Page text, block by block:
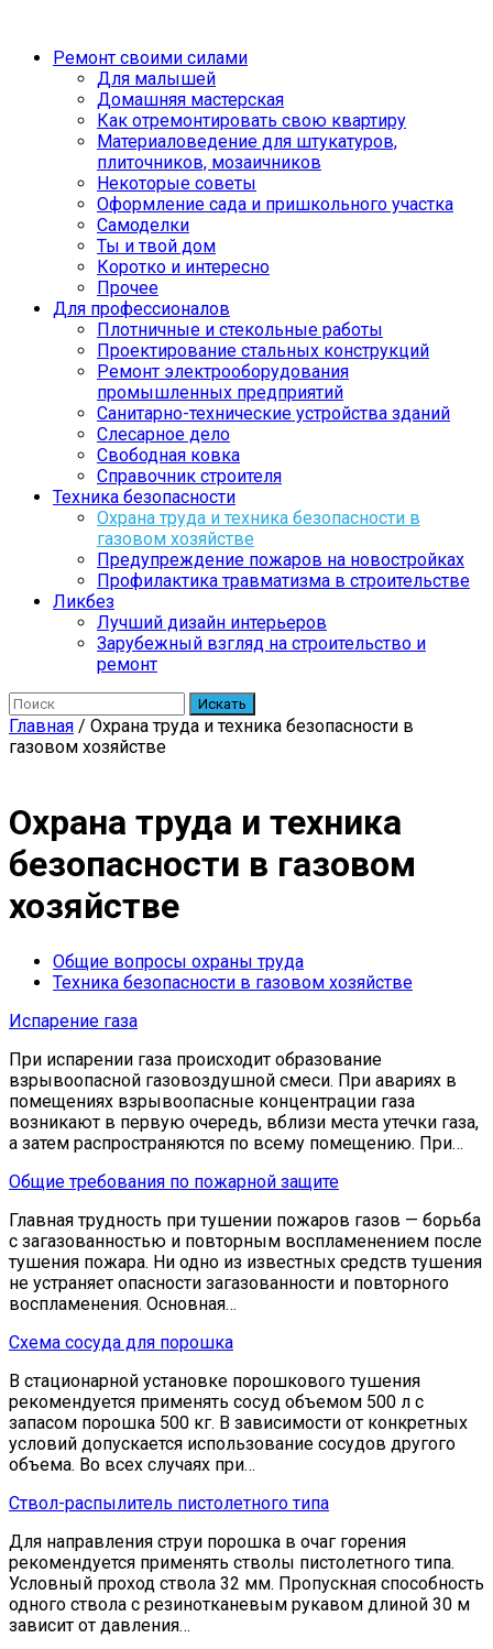
Ремонт своими силами
Для малышей
Домашняя мастерская
Как отремонтировать свою квартиру
Материаловедение для штукатуров,
плиточников, мозаичников
Некоторые советы
Оформление сада и пришкольного участка
Самоделки
Ты и твой дом
Коротко и интересно
Прочее
Для профессионалов
Плотничные и стекольные работы
Проектирование стальных конструкций
Ремонт электрооборудования
промышленных предприятий
Санитарно-технические устройства зданий
Слесарное дело
Свободная ковка
Справочник строителя
Техника безопасности
Охрана труда и техника безопасности в
газовом хозяйстве
Предупреждение пожаров на новостройках
Профилактика травматизма в строительстве
Ликбез
Лучший дизайн интерьеров
Зарубежный взгляд на строительство и
ремонт
Искать
Главная / Охрана труда и техника безопасности в
газовом хозяйстве
Охрана труда и техника
безопасности в газовом
хозяйстве
Общие вопросы охраны труда
Техника безопасности в газовом хозяйстве
Испарение газа
При испарении газа происходит образование
взрывоопасной газовоздушной смеси. При авариях в
помещениях взрывоопасные концентрации газа
возникают в первую очередь, вблизи места утечки газа,
а затем распространяются по всему помещению. При…
Общие требования по пожарной защите
Главная трудность при тушении пожаров газов — борьба
с загазованностью и повторным воспламенением после
тушения пожара. Ни одно из известных средств тушения
не устраняет опасности загазованности и повторного
воспламенения. Основная…
Схема сосуда для порошка
В стационарной установке порошкового тушения
рекомендуется применять сосуд объемом 500 л с
запасом порошка 500 кг. В зависимости от конкретных
условий допускается использование сосудов другого
объема. Во всех случаях при…
Ствол-распылитель пистолетного типа
Для направления струи порошка в очаг горения
рекомендуется применять стволы пистолетного типа.
Условный проход ствола 32 мм. Пропускная способность
одного ствола с резинотканевым рукавом длиной 30 м
зависит от давления…